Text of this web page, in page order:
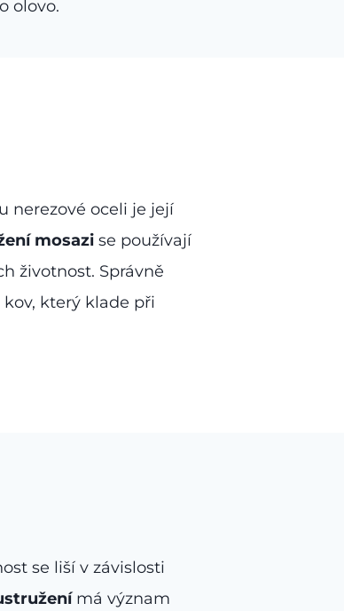
olovo.
nerezové oceli je její
mosazi se používají
životnost. Správně
který klade při
se liší v závislosti
má význam